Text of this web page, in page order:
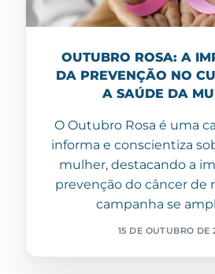
OUTUBRO ROSA: A
DA PREVENÇÃO NO
A SAÚDE DA
O Outubro Rosa é uma
informa e conscientiza
mulher, destacando a
prevenção do câncer de
campanha se
15 DE OUTUBRO DE